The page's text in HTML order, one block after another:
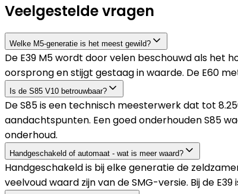
Veelgestelde vragen
Welke M5-generatie is het meest gewild?
De E39 M5 wordt door velen beschouwd als het
oorsprong en stijgt gestaag in waarde. De E60
Is de S85 V10 betrouwbaar?
De S85 is een technisch meesterwerk dat tot
aandachtspunten. Een goed onderhouden S85
onderhoud.
Handgeschakeld of automaat - wat is meer waard?
Handgeschakeld is bij elke generatie de
veelvoud waard zijn van de SMG-versie. Bij de